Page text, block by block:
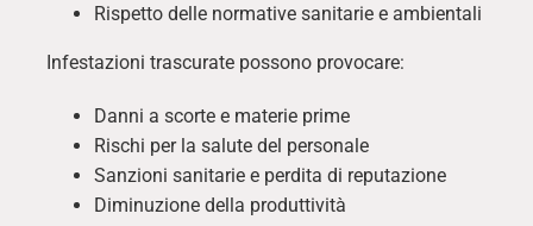
Rispetto delle normative sanitarie e ambientali
Infestazioni trascurate possono provocare:
Danni a scorte e materie prime
Rischi per la salute del personale
Sanzioni sanitarie e perdita di reputazione
Diminuzione della produttività